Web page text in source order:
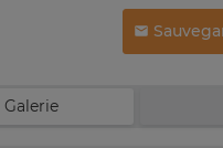
Galerie